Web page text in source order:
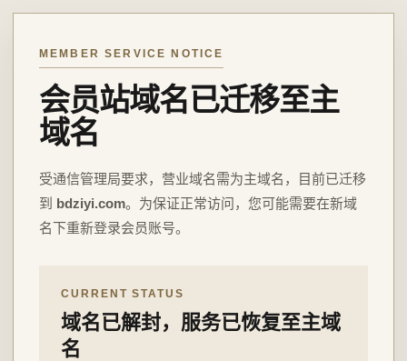
MEMBER SERVICE NOTICE
会员站域名已迁移至主
域名
受通信管理局要求，营业域名需为主域名，目前已迁移
到 bdziyi.com。为保证正常访问，您可能需要在新域
名下重新登录会员账号。
CURRENT STATUS
域名已解封，服务已恢复至主域
名